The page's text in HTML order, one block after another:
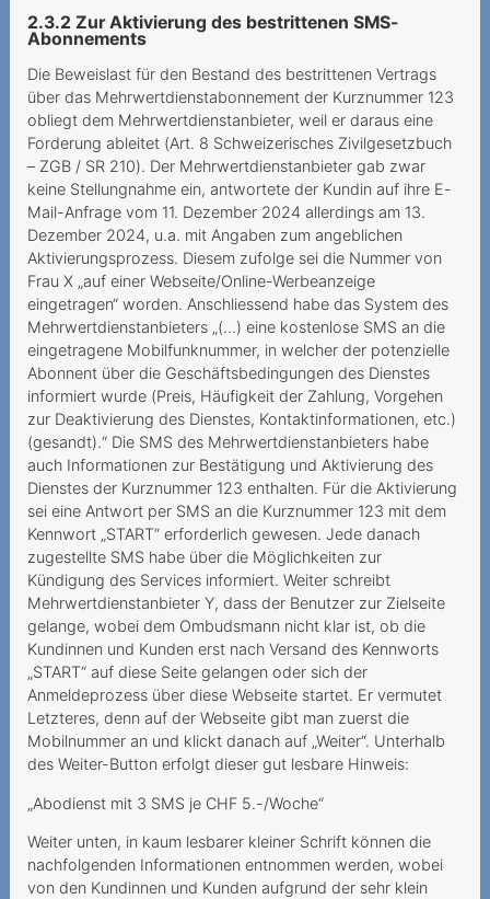
2.3.2 Zur Aktivierung des bestrittenen SMS-
Abonnements
Die Beweislast für den Bestand des bestrittenen Vertrags
über das Mehrwertdienstabonnement der Kurznummer 123
obliegt dem Mehrwertdienstanbieter, weil er daraus eine
Forderung ableitet (Art. 8 Schweizerisches Zivilgesetzbuch
– ZGB / SR 210). Der Mehrwertdienstanbieter gab zwar
keine Stellungnahme ein, antwortete der Kundin auf ihre E-
Mail-Anfrage vom 11. Dezember 2024 allerdings am 13.
Dezember 2024, u.a. mit Angaben zum angeblichen
Aktivierungsprozess. Diesem zufolge sei die Nummer von
Frau X „auf einer Webseite/Online-Werbeanzeige
eingetragen“ worden. Anschliessend habe das System des
Mehrwertdienstanbieters „(…) eine kostenlose SMS an die
eingetragene Mobilfunknummer, in welcher der potenzielle
Abonnent über die Geschäftsbedingungen des Dienstes
informiert wurde (Preis, Häufigkeit der Zahlung, Vorgehen
zur Deaktivierung des Dienstes, Kontaktinformationen, etc.)
(gesandt).“ Die SMS des Mehrwertdienstanbieters habe
auch Informationen zur Bestätigung und Aktivierung des
Dienstes der Kurznummer 123 enthalten. Für die Aktivierung
sei eine Antwort per SMS an die Kurznummer 123 mit dem
Kennwort „START“ erforderlich gewesen. Jede danach
zugestellte SMS habe über die Möglichkeiten zur
Kündigung des Services informiert. Weiter schreibt
Mehrwertdienstanbieter Y, dass der Benutzer zur Zielseite
gelange, wobei dem Ombudsmann nicht klar ist, ob die
Kundinnen und Kunden erst nach Versand des Kennworts
„START“ auf diese Seite gelangen oder sich der
Anmeldeprozess über diese Webseite startet. Er vermutet
Letzteres, denn auf der Webseite gibt man zuerst die
Mobilnummer an und klickt danach auf „Weiter“. Unterhalb
des Weiter-Button erfolgt dieser gut lesbare Hinweis:
„Abodienst mit 3 SMS je CHF 5.-/Woche“
Weiter unten, in kaum lesbarer kleiner Schrift können die
nachfolgenden Informationen entnommen werden, wobei
von den Kundinnen und Kunden aufgrund der sehr klein
Nachschieben von
Facturation de données
fantomes
Une demande de résiliation
aboutissant à une
prolongation de
2019
Verweigerung der
Portierung der Rufnummer
Unmögliche
Festnetztelefonie -
Technologiewechsel ohne
Strom
Sechs Franken sind zu viel
Teures Spiel mit der Liebe
Nachtragliche Einforderung
von
Kabelanschlussgebühren
Neue Gebühren führen zu
unzumutbarer
Tariferhöhung
Keine eheliche
Vertretungsbefugnis
publique et droit de
révocation